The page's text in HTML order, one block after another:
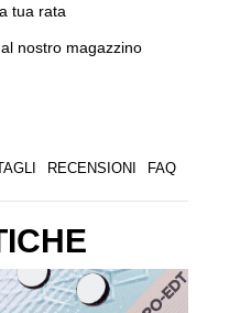
tua rata
nostro magazzino
RECENSIONI FAQ